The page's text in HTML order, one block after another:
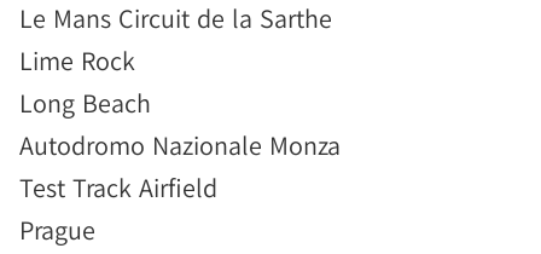
Le Mans Circuit de la Sarthe
Lime Rock
Long Beach
Autodromo Nazionale Monza
Test Track Airfield
Prague